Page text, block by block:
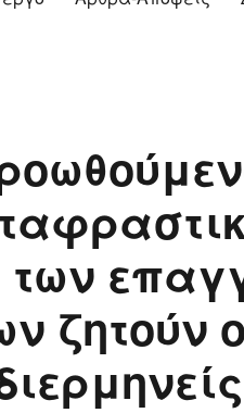
ζητούν